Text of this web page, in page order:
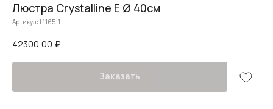
Люстра Crystalline E Ø 40см
Артикул: L1165-1
42300,00 ₽
Заказать